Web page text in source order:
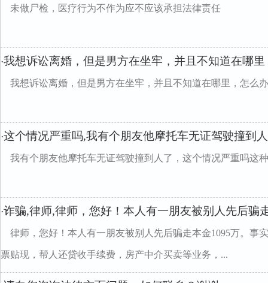
未做尸检，医疗行为不作为应不应该承担法律责任
·我想诉讼离婚，但是男方在坐牢，并且不知道在哪
我想诉讼离婚，但是男方在坐牢，并且不知道在哪里，怎么
·这个情况严重吗,我有个朋友他摩托车无证驾驶撞到
我有个朋友他摩托车无证驾驶撞到人了，这个情况严重吗这
·诈骗,律师,律师，您好！本人有一朋友被别人先后骗
律师，您好！本人有一朋友被别人先后骗走本金1095万。事
票贴现，帮人还贷收手续费，房产中介买卖等业务，...